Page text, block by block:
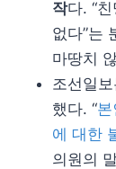
작다. “
없다”는
마땅치
조선일
했다. “
에 대한
의원의